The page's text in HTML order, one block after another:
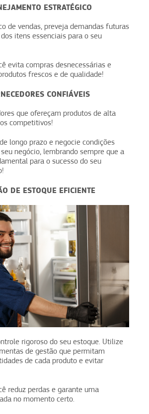
ESTRATÉGICO
de vendas, preveja demandas futuras
itens essenciais para o seu
evita compras desnecessárias e
frescos e de qualidade!
CONFIÁVEIS
que ofereçam produtos de alta
competitivos!
longo prazo e negocie condições
negócio, lembrando sempre que a
para o sucesso do seu
DE ESTOQUE EFICIENTE
rigoroso do seu estoque. Utilize
de gestão que permitam
de cada produto e evitar
reduz perdas e garante uma
no momento certo.